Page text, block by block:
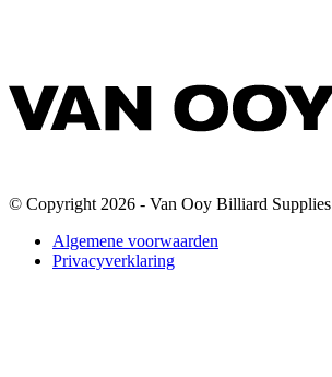
© Copyright 2026 - Van Ooy Billiard Supplies
Algemene voorwaarden
Privacyverklaring